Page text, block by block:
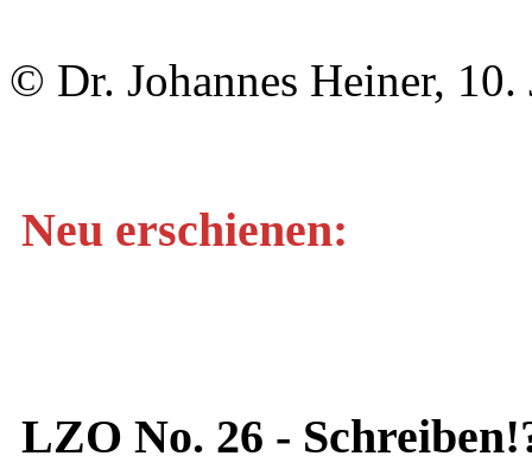
© Dr. Johannes Heiner, 10.
Neu erschienen:
LZO No. 26 -